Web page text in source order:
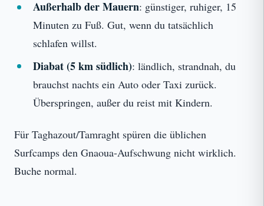
Außerhalb der Mauern: günstiger, ruhiger, 15
Minuten zu Fuß. Gut, wenn du tatsächlich
schlafen willst.
Diabat (5 km südlich): ländlich, strandnah, du
brauchst nachts ein Auto oder Taxi zurück.
Überspringen, außer du reist mit Kindern.
Für Taghazout/Tamraght spüren die üblichen
Surfcamps den Gnaoua-Aufschwung nicht wirklich.
Buche normal.